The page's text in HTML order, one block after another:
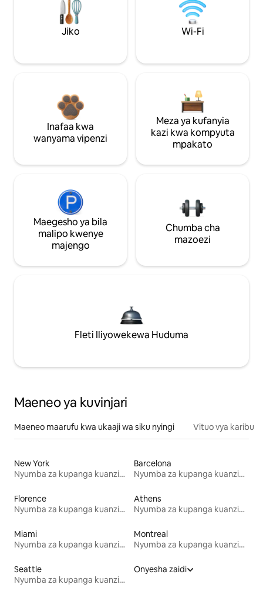
Jiko Wi-Fi
Inafaa kwa
wanyama vipenzi
Meza ya kufanyia
kazi kwa kompyuta
mpakato
Maegesho ya bila
malipo kwenye
majengo
Chumba cha
mazoezi
Fleti Iliyowekewa Huduma
Maeneo ya kuvinjari
Maeneo maarufu kwa ukaaji wa siku nyingi Vituo vya karibu
New York
Nyumba za kupanga kuanzia mwezi mmoja
Barcelona
Nyumba za kupanga kuanzia mwezi mmoja
Florence
Nyumba za kupanga kuanzia mwezi mmoja
Athens
Nyumba za kupanga kuanzia mwezi mmoja
Miami
Nyumba za kupanga kuanzia mwezi mmoja
Montreal
Nyumba za kupanga kuanzia mwezi mmoja
Seattle
Nyumba za kupanga kuanzia mwezi mmoja
Onyesha zaidi